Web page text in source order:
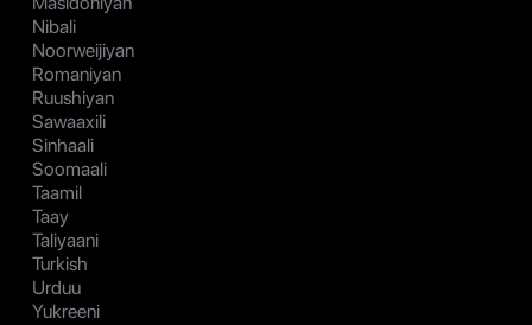
Nibali
Noorweijiyan
Romaniyan
Ruushiyan
Sawaaxili
Sinhaali
Soomaali
Taamil
Taay
Taliyaani
Turkish
Urduu
Yukreeni